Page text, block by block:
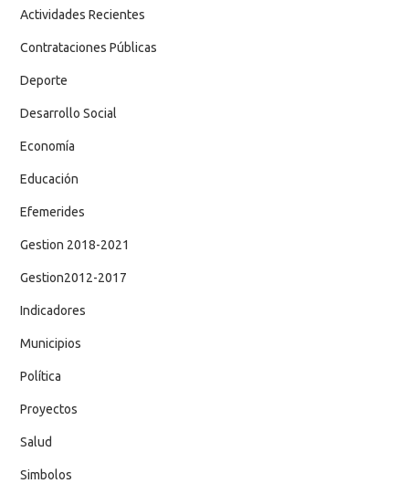
Actividades Recientes
Contrataciones Públicas
Deporte
Desarrollo Social
Economía
Educación
Efemerides
Gestion 2018-2021
Gestion2012-2017
Indicadores
Municipios
Política
Proyectos
Salud
Simbolos